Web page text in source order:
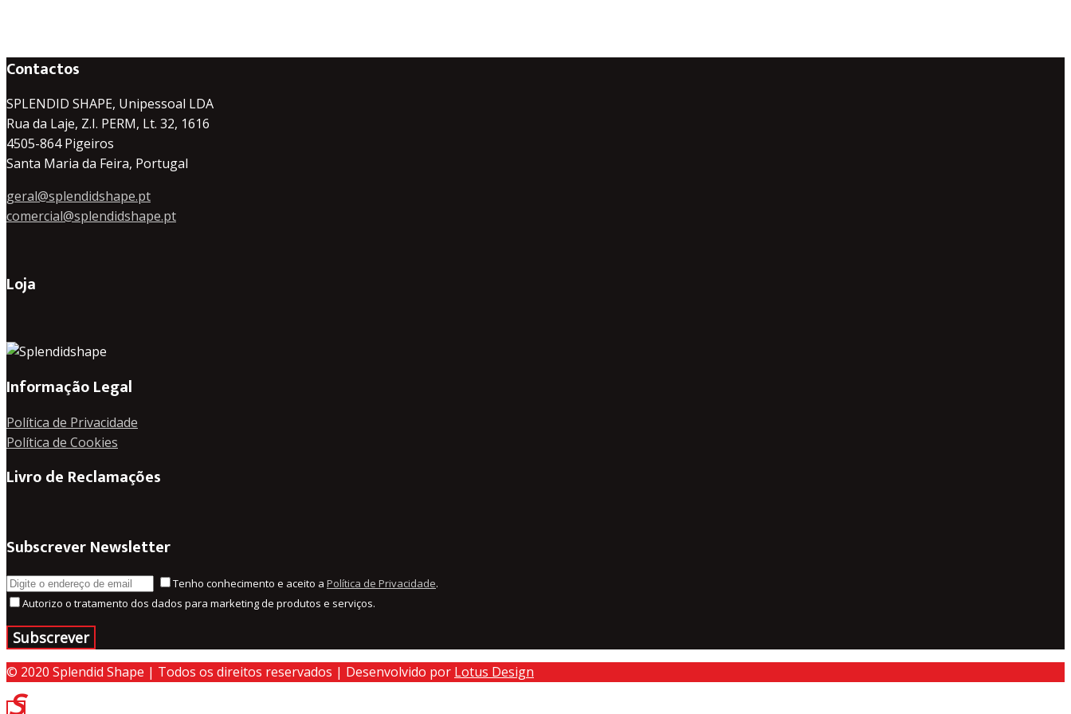
Contactos
SPLENDID SHAPE, Unipessoal LDA
Rua da Laje, Z.I. PERM, Lt. 32, 1616
4505-864 Pigeiros
Santa Maria da Feira, Portugal
geral@splendidshape.pt
comercial@splendidshape.pt
Loja
Informação Legal
Política de Privacidade
Política de Cookies
Livro de Reclamações
Subscrever Newsletter
Tenho conhecimento e aceito a Política de Privacidade.
Autorizo o tratamento dos dados para marketing de produtos e serviços.
© 2020 Splendid Shape | Todos os direitos reservados | Desenvolvido por Lotus Design
Voltar